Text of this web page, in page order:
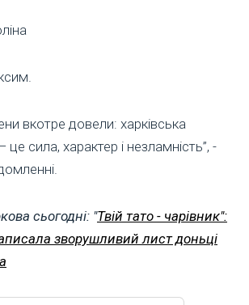
вкотре довели: харківська
сила, характер і незламність”, -
сьогодні: "Твій тато - чарівник":
зворушливий лист доньці